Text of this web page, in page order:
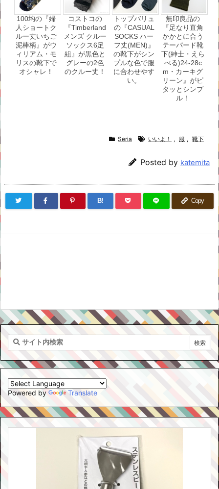
100均の『婦
人ショートク
ルー丈いちご
泥棒柄』がウ
ィリアム・モ
リスの靴下で
オシャレ！
コストコの
『Timberland
メンズ クルー
ソックス6足
組』が黒色と
グレーの2色
のクルー丈！
トップバリュ
の『CASUAL
SOCKS ハー
フ丈(MEN)』
の靴下がシン
プルな色で服
に合わせやす
い。
無印良品の
『足なり直角
かかとに合う
テーパード靴
下(紳士・えら
べる)24-28c
m・カーキグ
リーン』がピ
タッとシンプ
ル！
Seria いいよ！ , 服 , 靴下
Posted by katemita
B! Copy
Powered by Translate